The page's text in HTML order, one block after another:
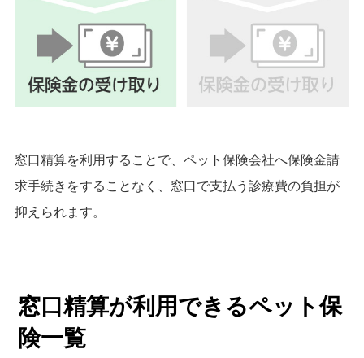
窓口精算を利用することで、ペット保険会社へ保険金請
求手続きをすることなく、窓口で支払う診療費の負担が
抑えられます。
窓口精算が利用できるペット保
険一覧